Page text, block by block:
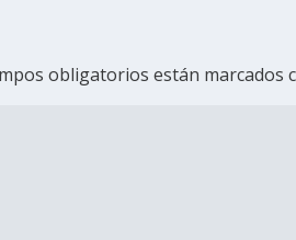
obligatorios están marcados